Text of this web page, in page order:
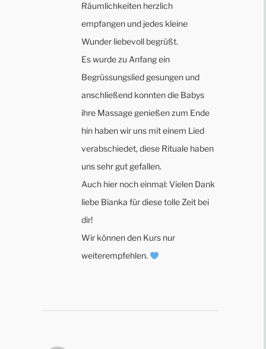
Räumlichkeiten herzlich
empfangen und jedes kleine
Wunder liebevoll begrüßt.
Es wurde zu Anfang ein
Begrüssungslied gesungen und
anschließend konnten die Babys
ihre Massage genießen zum Ende
hin haben wir uns mit einem Lied
verabschiedet, diese Rituale haben
uns sehr gut gefallen.
Auch hier noch einmal: Vielen Dank
liebe Bianka für diese tolle Zeit bei
dir!
Wir können den Kurs nur
weiterempfehlen.